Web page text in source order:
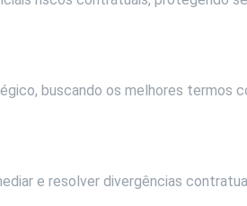
buscando os melhores termos
e resolver divergências